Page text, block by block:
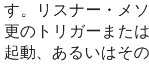
す。リスナー・メ
更のトリガーまた
起動、あるいはそ